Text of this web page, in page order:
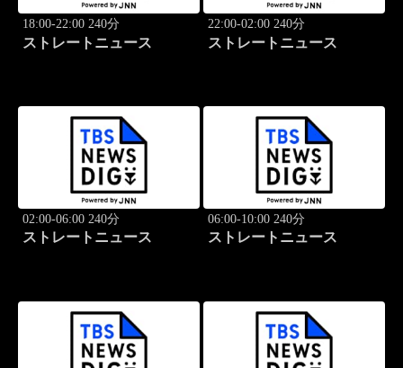
18:00-22:00 240分
ストレートニュース
22:00-02:00 240分
ストレートニュース
02:00-06:00 240分
ストレートニュース
06:00-10:00 240分
ストレートニュース